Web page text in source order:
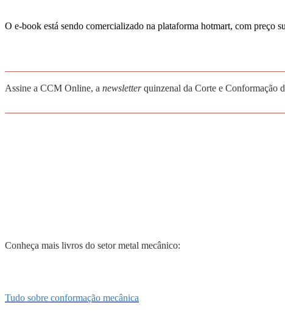
O e-book está sendo comercializado na plataforma hotmart, com preço
Assine a CCM Online, a newsletterquinzenal da Corte e Conformação
Conheça mais livros do setor metal mecânico:
Tudo sobre conformação mecânica